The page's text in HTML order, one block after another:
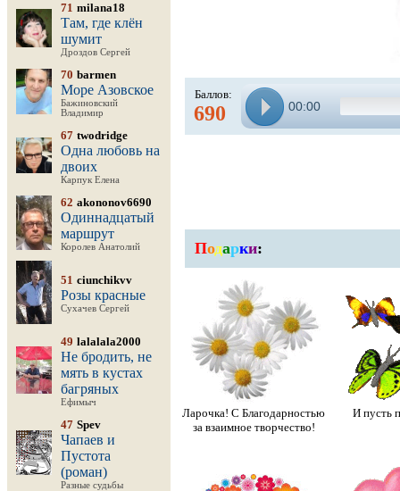
71 milana18
Там, где клён
шумит
Дроздов Сергей
70 barmen
Море Азовское
Бажиновский
Владимир
67 twodridge
Одна любовь на
двоих
Карпук Елена
62 akononov6690
Одиннадцатый
маршрут
Королев Анатолий
51 ciunchikvv
Розы красные
Сухачев Сергей
49 lalalala2000
Не бродить, не
мять в кустах
багряных
Ефимыч
47 Spev
Чапаев и
Пустота
(роман)
Разные судьбы
Баллов:
690 00:00
Подарки:
Ларочка! С Благодарностью
за взаимное творчество!
И пусть